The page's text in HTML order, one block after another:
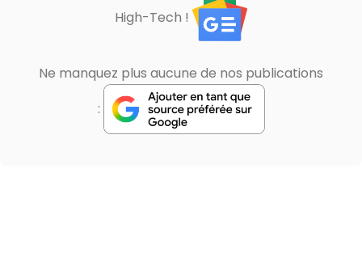
High-Tech !
Ne manquez plus aucune de nos publications
: